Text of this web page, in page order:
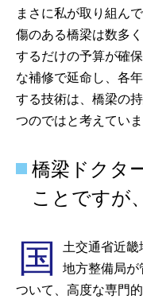
まさに私が取り組ん
傷のある橋梁は数多
するだけの予算が確
な補修で延命し、各
する技術は、橋梁の
つのではと考えていま
橋梁ドクタ
ことですが
国
土交通省近
地方整備局が
ついて、高度な専門